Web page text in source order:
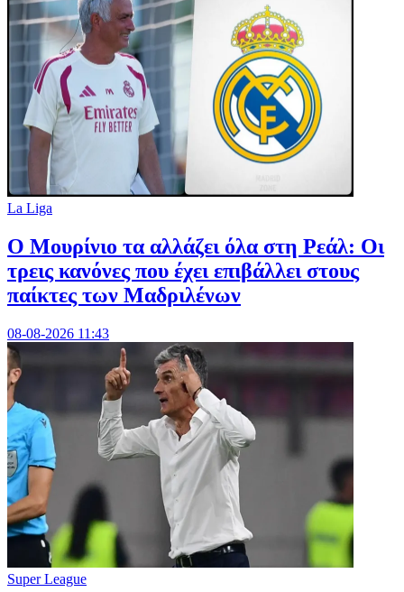
La Liga
Ο Μουρίνιο τα αλλάζει όλα στη Ρεάλ: Οι
τρεις κανόνες που έχει επιβάλλει στους
παίκτες των Μαδριλένων
08-08-2026 11:43
Super League